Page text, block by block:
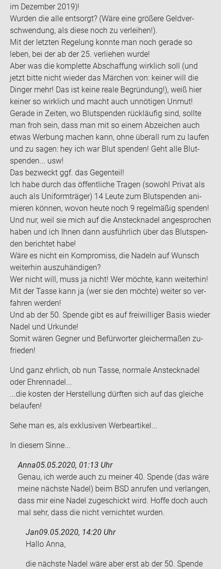
im De­zem­ber 2019)!
Wur­den die alle ent­sorgt? (Wäre eine grö­ße­re Geld­ver­
schwen­dung, als diese noch zu ver­lei­hen!).
Mit der letz­ten Re­ge­lung konn­te man noch ge­ra­de so
leben, bei der ab der 25. ver­lie­hen wurde!
Aber was die kom­plet­te Ab­schaf­fung wirk­lich soll (und
jetzt bitte nicht wie­der das Mär­chen von: kei­ner will die
Din­ger mehr! Das ist keine reale Be­grün­dung!), weiß hier
kei­ner so wirk­lich und macht auch un­nö­ti­gen Unmut!
Ge­ra­de in Zei­ten, wo Blut­spen­den rück­läu­fig sind, soll­te
man froh sein, dass man mit so einem Ab­zei­chen auch
etwas Wer­bung ma­chen kann, ohne über­all rum zu lau­fen
und zu sagen: hey ich war Blut spen­den! Geht alle Blut­
spen­den... usw!
Das be­zweckt ggf. das Ge­gen­teil!
Ich habe durch das öf­fent­li­che Tra­gen (so­wohl Pri­vat als
auch als Uni­form­trä­ger) 14 Leute zum Blut­spen­den ani­
mie­ren kön­nen, wovon heute noch 9 re­gel­mä­ßig spen­den!
Und nur, weil sie mich auf die An­steck­na­del an­ge­spro­chen
haben und ich Ihnen dann aus­führ­lich über das Blut­spen­
den be­rich­tet habe!
Wäre es nicht ein Kom­pro­miss, die Na­deln auf Wunsch
wei­ter­hin aus­zu­hän­di­gen?
Wer nicht will, muss ja nicht! Wer möch­te, kann wei­ter­hin!
Mit der Tasse kann ja (wer sie den möch­te) wei­ter so ver­
fah­ren wer­den!
Und ab der 50. Spen­de gibt es auf frei­wil­li­ger Basis wie­der
Nadel und Ur­kun­de!
Somit wären Geg­ner und Be­für­wor­ter glei­cher­ma­ßen zu­
frie­den!
Und ganz ehr­lich, ob nun Tasse, nor­ma­le An­steck­na­del
oder Eh­ren­na­del...
...die kos­ten der Her­stel­lung dürf­ten sich auf das glei­che
be­lau­fen!
Sehe man es, als ex­klu­si­ven Wer­be­ar­ti­kel...
In die­sem Sinne...
Anna05.05.2020, 01:13 Uhr
Genau, ich werde auch zu mei­ner 40. Spen­de (das wäre
meine nächs­te Nadel) beim BSD an­ru­fen und ver­lan­gen,
dass mir eine Nadel zu­ge­schickt wird. Hoffe doch auch
mal sehr, dass die nicht ver­nich­tet wur­den.
Jan09.05.2020, 14:20 Uhr
Hallo Anna,
die nächs­te Nadel wäre aber erst ab der 50. Spen­de